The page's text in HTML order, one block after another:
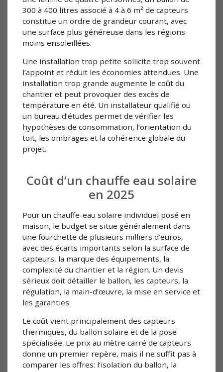
300 à 400 litres associé à 4 à 6 m² de capteurs
constitue un ordre de grandeur courant, avec
une surface plus généreuse dans les régions
moins ensoleillées.
Une installation trop petite sollicite trop souvent
l’appoint et réduit les économies attendues. Une
installation trop grande augmente le coût du
chantier et peut provoquer des excès de
température en été. Un installateur qualifié ou
un bureau d’études permet de vérifier les
hypothèses de consommation, l’orientation du
toit, les ombrages et la cohérence globale du
projet.
Coût d’un chauffe eau solaire
en 2025
Pour un chauffe-eau solaire individuel posé en
maison, le budget se situe généralement dans
une fourchette de plusieurs milliers d’euros,
avec des écarts importants selon la surface de
capteurs, la marque des équipements, la
complexité du chantier et la région. Un devis
sérieux doit détailler le ballon, les capteurs, la
régulation, la main-d’œuvre, la mise en service et
les garanties.
Le coût vient principalement des capteurs
thermiques, du ballon solaire et de la pose
spécialisée. Le prix au mètre carré de capteurs
donne un premier repère, mais il ne suffit pas à
comparer les offres: l’isolation du ballon, la